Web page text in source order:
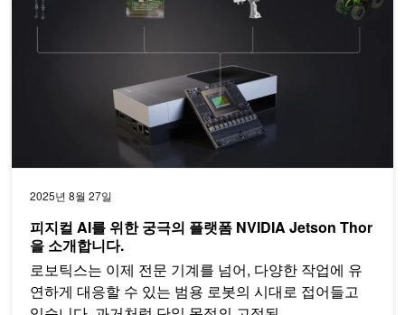
2025년 8월 27일
피지컬 AI를 위한 궁극의 플랫폼 NVIDIA Jetson Thor
을 소개합니다.
로보틱스는 이제 전문 기계를 넘어, 다양한 작업에 유
연하게 대응할 수 있는 범용 로봇의 시대로 접어들고